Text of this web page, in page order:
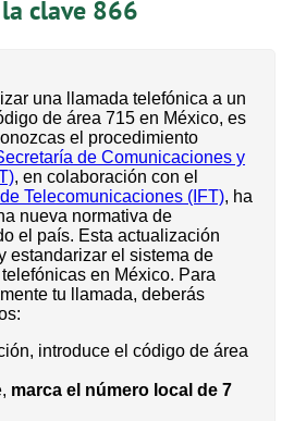
clave 866
una llamada telefónica a un
de área 715 en México, es
el procedimiento
de Comunicaciones y
, en colaboración con el
Telecomunicaciones (IFT), ha
nueva normativa de
el país. Esta actualización
estandarizar el sistema de
en México. Para
tu llamada, deberás
introduce el código de área
marca el número local de 7